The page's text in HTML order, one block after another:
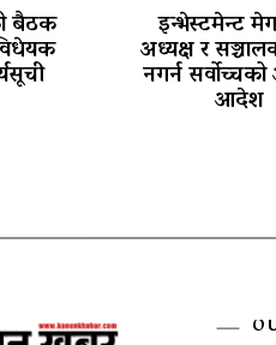
बैठक इन्भेस्टमेन्ट
अध्यक्ष र
नगर्न
आदेश